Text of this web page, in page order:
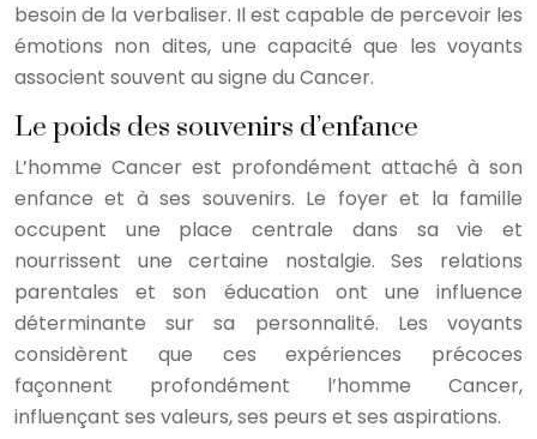
besoin de la verbaliser. Il est capable de percevoir les
émotions non dites, une capacité que les voyants
associent souvent au signe du Cancer.
Le poids des souvenirs d’enfance
L’homme Cancer est profondément attaché à son
enfance et à ses souvenirs. Le foyer et la famille
occupent une place centrale dans sa vie et
nourrissent une certaine nostalgie. Ses relations
parentales et son éducation ont une influence
déterminante sur sa personnalité. Les voyants
considèrent que ces expériences précoces
façonnent profondément l’homme Cancer,
influençant ses valeurs, ses peurs et ses aspirations.